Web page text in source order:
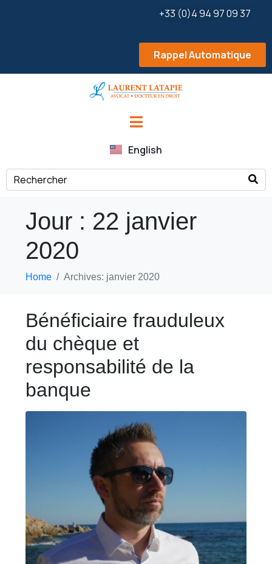
+33 (0)4 94 97 09 37
Rappel Automatique
English
Jour : 22 janvier
2020
Home Archives: janvier 2020
Bénéficiaire frauduleux
du chèque et
responsabilité de la
banque